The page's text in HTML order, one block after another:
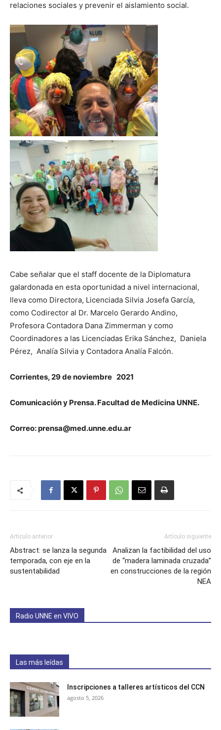
relaciones sociales y prevenir el aislamiento social.
Cabe señalar que el staff docente de la Diplomatura
galardonada en esta oportunidad a nivel internacional,
lleva como Directora, Licenciada Silvia Josefa García,
como Codirector al Dr. Marcelo Gerardo Andino,
Profesora Contadora Dana Zimmerman y como
Coordinadores a las Licenciadas Erika Sánchez, Daniela
Pérez, Analía Silvia y Contadora Analía Falcón.
Corrientes, 29 de noviembre 2021
Comunicación y Prensa. Facultad de Medicina UNNE.
Correo: prensa@med.unne.edu.ar
Artículo anterior
Abstract: se lanza la segunda
temporada, con eje en la
sustentabilidad
Artículo siguiente
Analizan la factibilidad del uso
de “madera laminada cruzada”
en construcciones de la región
NEA
Radio UNNE en VIVO
Las más leídas
Inscripciones a talleres artísticos del CCN
agosto 5, 2026